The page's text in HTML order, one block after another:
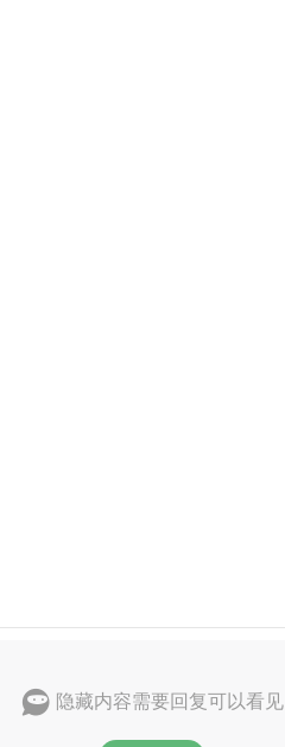
隐藏内容需要回复可以看见